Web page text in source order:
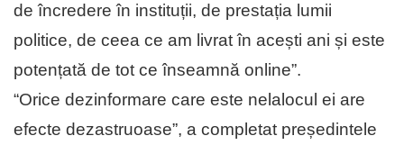
de încredere în instituții, de prestația lumii
politice, de ceea ce am livrat în acești ani și este
potențată de tot ce înseamnă online”.
“Orice dezinformare care este nelalocul ei are
efecte dezastruoase”, a completat președintele